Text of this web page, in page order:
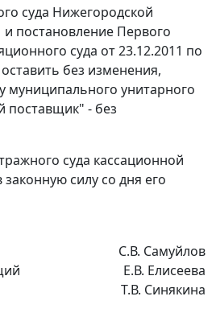
суда Нижегородской
и постановление Первого
суда от 23.12.2011 по
без изменения,
муниципального унитарного
поставщик" - без
суда кассационной
законную силу со дня его
С.В. Самуйлов
Е.В. Елисеева
Т.В. Синякина